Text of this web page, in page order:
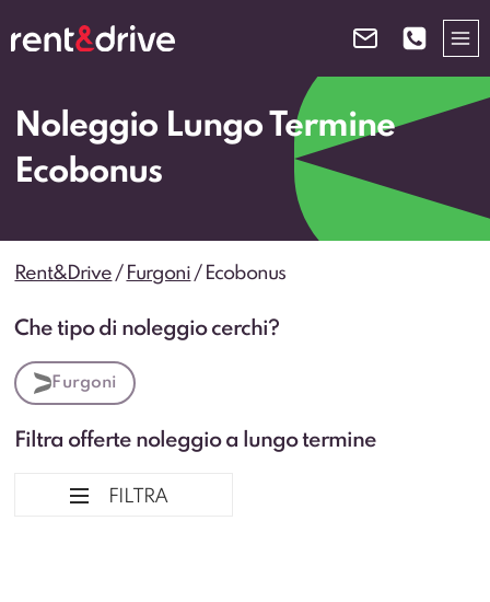
al
Noleggio Lungo Termine
Ecobonus
Rent&Drive / Furgoni / Ecobonus
Che tipo di noleggio cerchi?
Furgoni
Filtra offerte noleggio a lungo termine
FILTRA